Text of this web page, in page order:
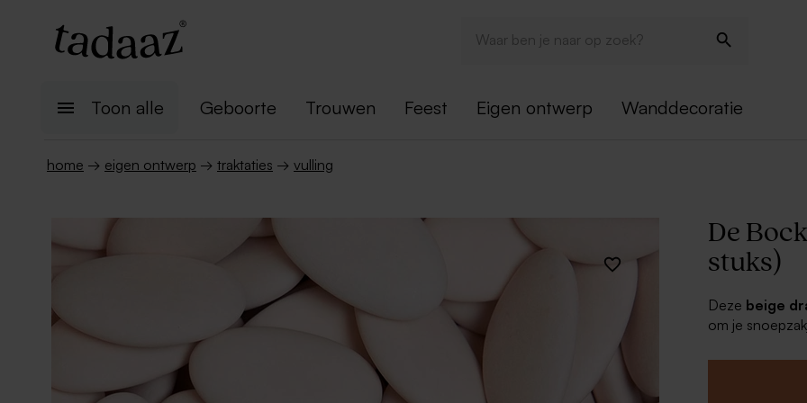
Toon alle Geboorte Trouwen Feest Eigen ontwerp Wanddecoratie
home → eigen ontwerp → traktaties → vulling
De
stuks)
Deze beige
om je
ongetwijfeld in